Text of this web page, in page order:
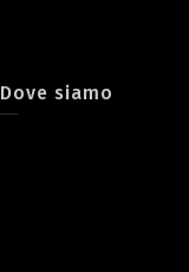
Dove siamo